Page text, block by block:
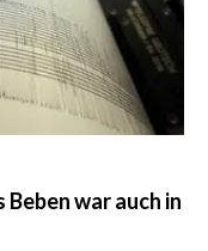
Beben war auch in